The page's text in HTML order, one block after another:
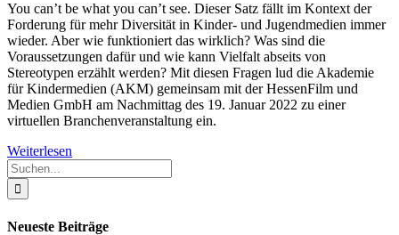
You can’t be what you can’t see. Dieser Satz fällt im Kontext der
Forderung für mehr Diversität in Kinder- und Jugendmedien immer
wieder. Aber wie funktioniert das wirklich? Was sind die
Voraussetzungen dafür und wie kann Vielfalt abseits von
Stereotypen erzählt werden? Mit diesen Fragen lud die Akademie
für Kindermedien (AKM) gemeinsam mit der HessenFilm und
Medien GmbH am Nachmittag des 19. Januar 2022 zu einer
virtuellen Branchenveranstaltung ein.
Weiterlesen
Suche
nach:
Neueste Beiträge